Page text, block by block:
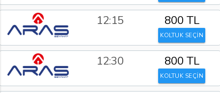
12:15 800 TL
KOLTUK SEÇİN
12:30 800 TL
KOLTUK SEÇİN